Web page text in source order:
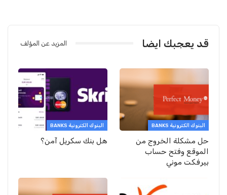
قد يعجبك ايضا المزيد عن المؤلف
البنوك الكترونية BANKS
حل مشكلة الخروج من
الموقع وفتح حساب
بيرفكت موني
البنوك الكترونية BANKS
هل بنك سكريل آمن؟